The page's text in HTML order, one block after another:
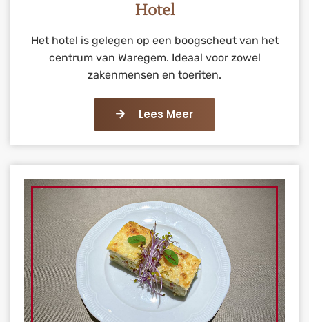
Hotel
Het hotel is gelegen op een boogscheut van het
centrum van Waregem. Ideaal voor zowel
zakenmensen en toeriten.
Lees Meer